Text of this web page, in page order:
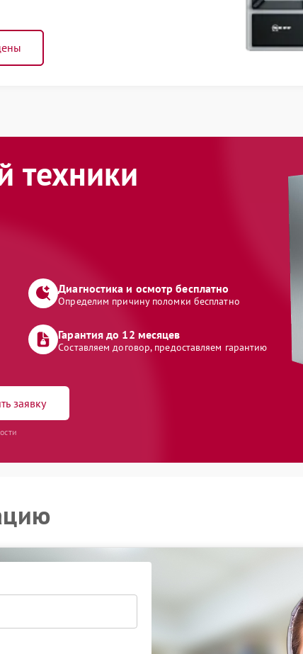
техники
Диагностика и осмотр бесплатно
Определим причину поломки бесплатно
Гарантия до 12 месяцев
Составляем договор, предоставляем гарантию
заявку